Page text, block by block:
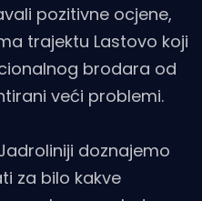
pozitivne ocjene,
trajektu Lastovo koji
brodara od
veći problemi.
doznajemo
za bilo kakve